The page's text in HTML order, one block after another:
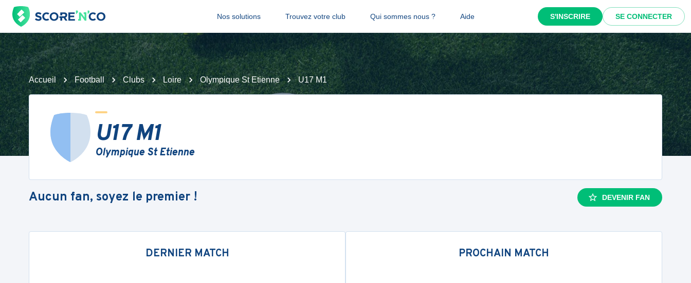
Nos solutions Trouvez votre club Qui sommes nous ? Aide S'INSCRIRE SE CONNECTER
Accueil Football Clubs Loire Olympique St Etienne U17 M1
U17 M1
Olympique St Etienne
Aucun fan, soyez le premier ! DEVENIR FAN
DERNIER MATCH PROCHAIN MATCH